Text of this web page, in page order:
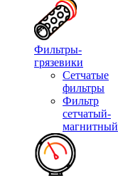
Фильтры-
грязевики
Сетчатые
фильтры
Фильтр
сетчатый-
магнитный